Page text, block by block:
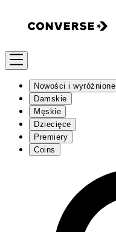
Nowości i wyróżnione
Damskie
Męskie
Dziecięce
Premiery
Coins